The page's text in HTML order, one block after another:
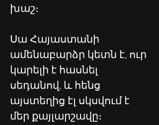
խաշ։
Սա Հայաստանի
ամենաբարձր կետն է, ուր
կարելի է հասնել
սեդանով, և հենց
այստեղից էլ սկսվում է
մեր քայլարշավը։